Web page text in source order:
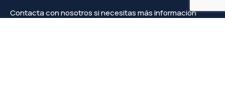
Contacta con nosotros si necesitas más información